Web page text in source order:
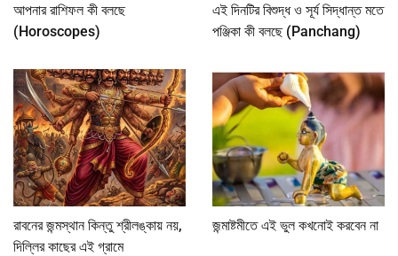
আপনার রাশিফল কী বলছে
(Horoscopes)
এই দিনটির বিশুদ্ধ ও সূর্য সিদ্ধান্ত মতে
পঞ্জিকা কী বলছে (Panchang)
রাবনের জন্মস্থান কিন্তু শ্রীলঙ্কায় নয়,
দিল্লির কাছের এই গ্রামে
জন্মাষ্টমীতে এই ভুল কখনোই করবেন না